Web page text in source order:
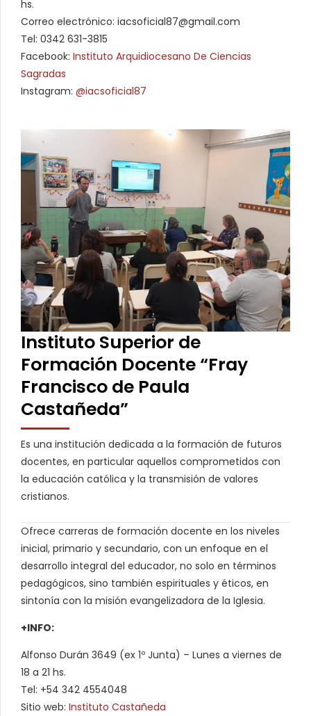
hs.
Correo electrónico: iacsoficial87@gmail.com
Tel: 0342 631-3815
Facebook: Instituto Arquidiocesano De Ciencias
Sagradas
Instagram: @iacsoficial87
Instituto Superior de
Formación Docente “Fray
Francisco de Paula
Castañeda”
Es una institución dedicada a la formación de futuros
docentes, en particular aquellos comprometidos con
la educación católica y la transmisión de valores
cristianos.
Ofrece carreras de formación docente en los niveles
inicial, primario y secundario, con un enfoque en el
desarrollo integral del educador, no solo en términos
pedagógicos, sino también espirituales y éticos, en
sintonía con la misión evangelizadora de la Iglesia.
+INFO:
Alfonso Durán 3649 (ex 1º Junta) – Lunes a viernes de
18 a 21 hs.
Tel: +54 342 4554048
Sitio web: Instituto Castañeda